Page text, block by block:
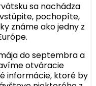
sa nachádza
pochopíte,
známe ako jedny z
do septembra a
otváracie
informácie, ktoré by